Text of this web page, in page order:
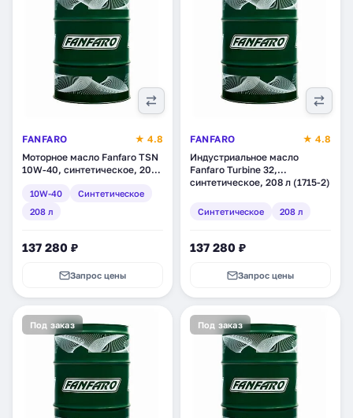
FANFARO
★ 4.8
Моторное масло Fanfaro TSN
10W-40, синтетическое, 208
10W-40
Синтетическое
208 л
137 280 ₽
Запрос цены
FANFARO
★ 4.8
Индустриальное масло
Fanfaro Turbine 32,
синтетическое, 208 л (1715-2)
Синтетическое 208 л
137 280 ₽
Запрос цены
Под заказ Под заказ